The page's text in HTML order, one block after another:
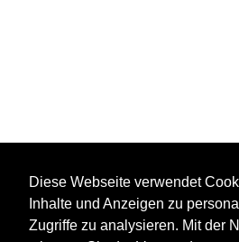
Diese Webseite verwendet
Inhalte und Anzeigen zu
Zugriffe zu analysieren. Mit der